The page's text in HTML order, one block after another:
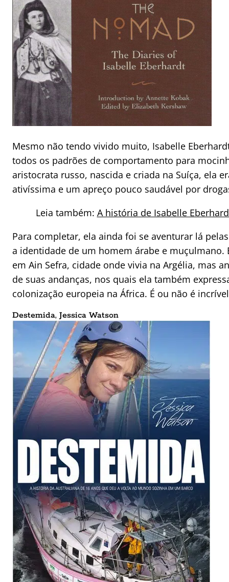
Mesmo não tendo vivido muito, Isabelle
todos os padrões de comportamento para
aristocrata russo, nascida e criada na Suíça, ela
ativíssima e um apreço pouco saudável por
Leia também: A história de Isabelle
Para completar, ela ainda foi se aventurar lá
a identidade de um homem árabe e muçulmano.
em Ain Sefra, cidade onde vivia na Argélia, mas
de suas andanças, nos quais ela também
colonização europeia na África. É ou não é
Destemida, Jessica Watson